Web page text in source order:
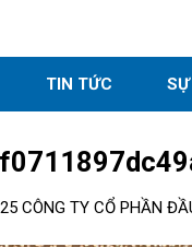
TIN TỨC SỰ
CÔNG TY CỔ PHẦN